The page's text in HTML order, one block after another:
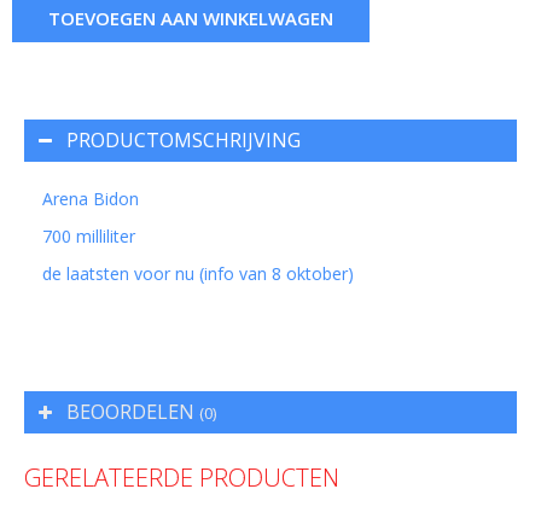
TOEVOEGEN AAN WINKELWAGEN
PRODUCTOMSCHRIJVING
Arena Bidon
700 milliliter
de laatsten voor nu (info van 8 oktober)
BEOORDELEN (0)
GERELATEERDE PRODUCTEN